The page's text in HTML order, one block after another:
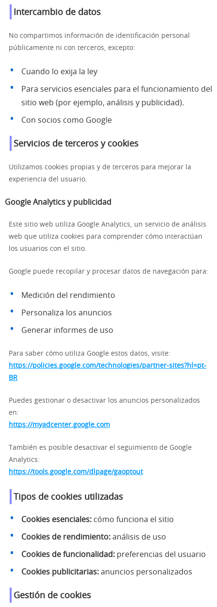
Intercambio de datos
No compartimos información de identificación personal
públicamente ni con terceros, excepto:
Cuando lo exija la ley
Para servicios esenciales para el funcionamiento del
sitio web (por ejemplo, análisis y publicidad).
Con socios como Google
Servicios de terceros y cookies
Utilizamos cookies propias y de terceros para mejorar la
experiencia del usuario.
Google Analytics y publicidad
Este sitio web utiliza Google Analytics, un servicio de análisis
web que utiliza cookies para comprender cómo interactúan
los usuarios con el sitio.
Google puede recopilar y procesar datos de navegación para:
Medición del rendimiento
Personaliza los anuncios
Generar informes de uso
Para saber cómo utiliza Google estos datos, visite:
https://policies.google.com/technologies/partner-sites?hl=pt-
BR
Puedes gestionar o desactivar los anuncios personalizados
en:
https://myadcenter.google.com
También es posible desactivar el seguimiento de Google
Analytics:
https://tools.google.com/dlpage/gaoptout
Tipos de cookies utilizadas
Cookies esenciales: cómo funciona el sitio
Cookies de rendimiento: análisis de uso
Cookies de funcionalidad: preferencias del usuario
Cookies publicitarias: anuncios personalizados
Gestión de cookies